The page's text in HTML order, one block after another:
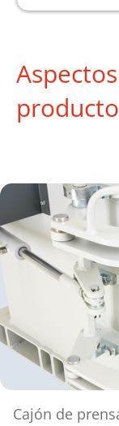
producto
Cajón de